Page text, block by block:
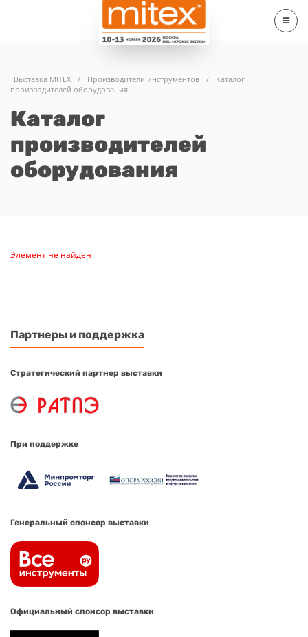
Выставка MITEX / Производители инструментов /
Каталог
производителей оборудования
Каталог
производителей
оборудования
Элемент не найден
Партнеры и поддержка
Стратегический партнер выставки
При поддержке
Генеральный спонсор выставки
Официальный спонсор выставки